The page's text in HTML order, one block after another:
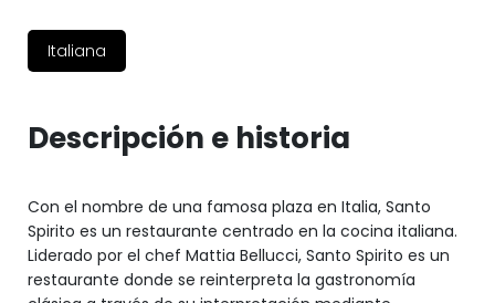
Italiana
Descripción e historia
Con el nombre de una famosa plaza en Italia, Santo
Spirito es un restaurante centrado en la cocina italiana.
Liderado por el chef Mattia Bellucci, Santo Spirito es un
restaurante donde se reinterpreta la gastronomía